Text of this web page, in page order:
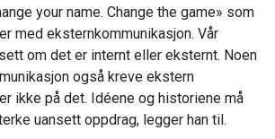
your name. Change the game» som
med eksternkommunikasjon. Vår
om det er internt eller eksternt. Noen
også kreve ekstern
ikke på det. Idéene og historiene må
uansett oppdrag, legger han til.